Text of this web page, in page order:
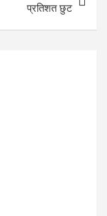
प्रतिशत छुट